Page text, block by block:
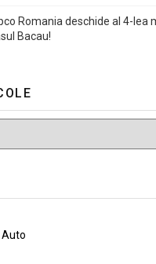
Romania deschide al 4-lea
Bacau!
Auto